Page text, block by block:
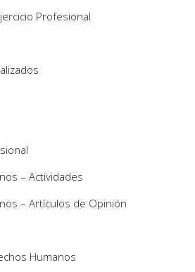
Profesional
– Actividades
– Artículos de Opinión
Humanos